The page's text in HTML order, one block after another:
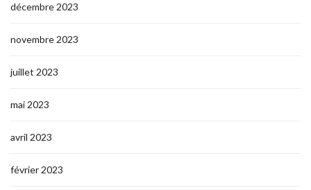
décembre 2023
novembre 2023
juillet 2023
mai 2023
avril 2023
février 2023